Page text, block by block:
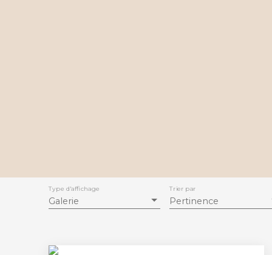
Galerie
Type d'affichage
Pertinence
Trier par